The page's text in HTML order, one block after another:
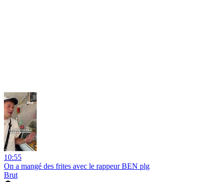
10:55
On a mangé des frites avec le rappeur BEN plg
Brut